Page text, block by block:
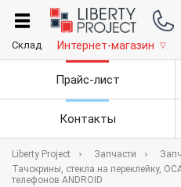
Склад Интернет-магазин ▽
Прайс-лист
Контакты
Liberty Project Запчасти
Тачскрины, стекла на переклейку,
телефонов ANDROID